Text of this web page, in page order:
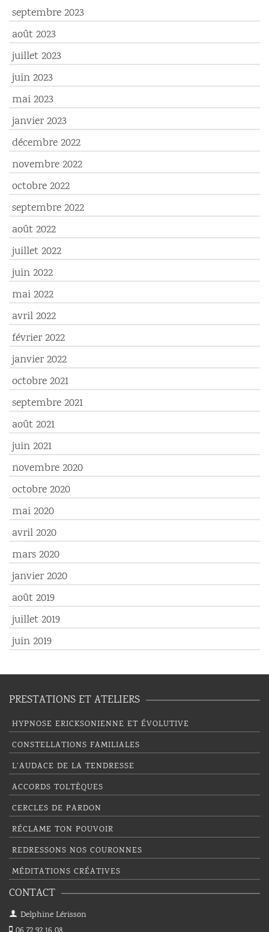
septembre 2023
août 2023
juillet 2023
juin 2023
mai 2023
janvier 2023
décembre 2022
novembre 2022
octobre 2022
septembre 2022
août 2022
juillet 2022
juin 2022
mai 2022
avril 2022
février 2022
janvier 2022
octobre 2021
septembre 2021
août 2021
juin 2021
novembre 2020
octobre 2020
mai 2020
avril 2020
mars 2020
janvier 2020
août 2019
juillet 2019
juin 2019
PRESTATIONS ET ATELIERS
HYPNOSE ERICKSONIENNE ET ÉVOLUTIVE
CONSTELLATIONS FAMILIALES
L’AUDACE DE LA TENDRESSE
ACCORDS TOLTÈQUES
CERCLES DE PARDON
RÉCLAME TON POUVOIR
REDRESSONS NOS COURONNES
MÉDITATIONS CRÉATIVES
CONTACT
Delphine Lérisson